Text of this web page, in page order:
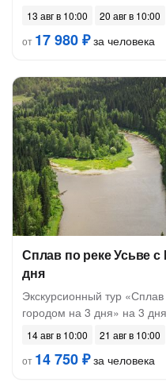
13 авг в 10:00
20 авг в 10:00
от 17 980 ₽за человека
Сплав по реке Усьве
дня
Экскурсионный тур
городом на 3 дня» на 3 дня
14 авг в 10:00
21 авг в 10:00
от 14 750 ₽за человека